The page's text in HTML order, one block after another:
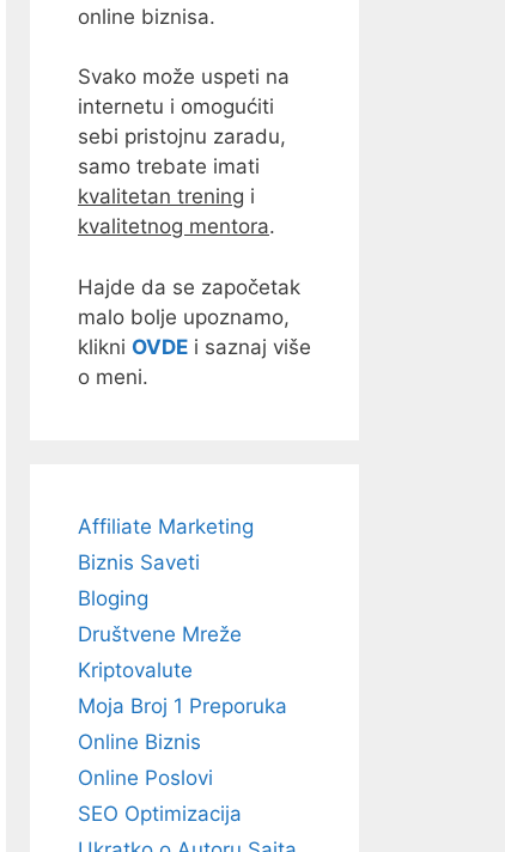
online biznisa.
Svako može uspeti na
internetu i omogućiti
sebi pristojnu zaradu,
samo trebate imati
kvalitetan trening i
kvalitetnog mentora.
Hajde da se započetak
malo bolje upoznamo,
klikni OVDE i saznaj više
o meni.
Affiliate Marketing
Biznis Saveti
Bloging
Društvene Mreže
Kriptovalute
Moja Broj 1 Preporuka
Online Biznis
Online Poslovi
SEO Optimizacija